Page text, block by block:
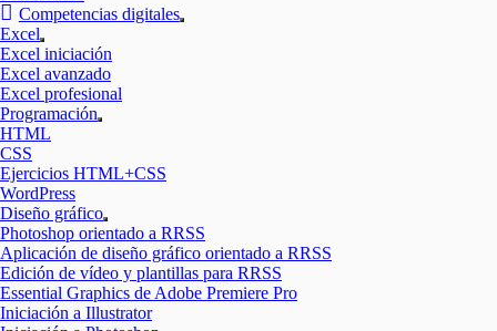
Competencias digitales
Mostrar
Excel
Mostrar
el
submenú
Excel iniciación
Excel avanzado
Excel profesional
Programación
Mostrar
HTML
CSS
Ejercicios HTML+CSS
WordPress
Diseño gráfico
Mostrar
el
submenú
Photoshop orientado a RRSS
Aplicación de diseño gráfico orientado a RRSS
Edición de vídeo y plantillas para RRSS
Essential Graphics de Adobe Premiere Pro
Iniciación a Illustrator